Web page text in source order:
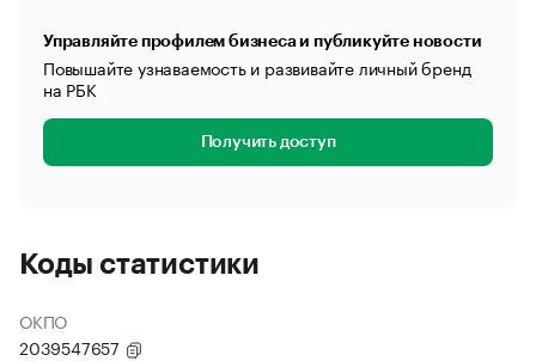
Управляйте профилем бизнеса и публикуйте новости
Повышайте узнаваемость и развивайте личный бренд
на РБК
Получить доступ
Коды статистики
ОКПО
2039547657